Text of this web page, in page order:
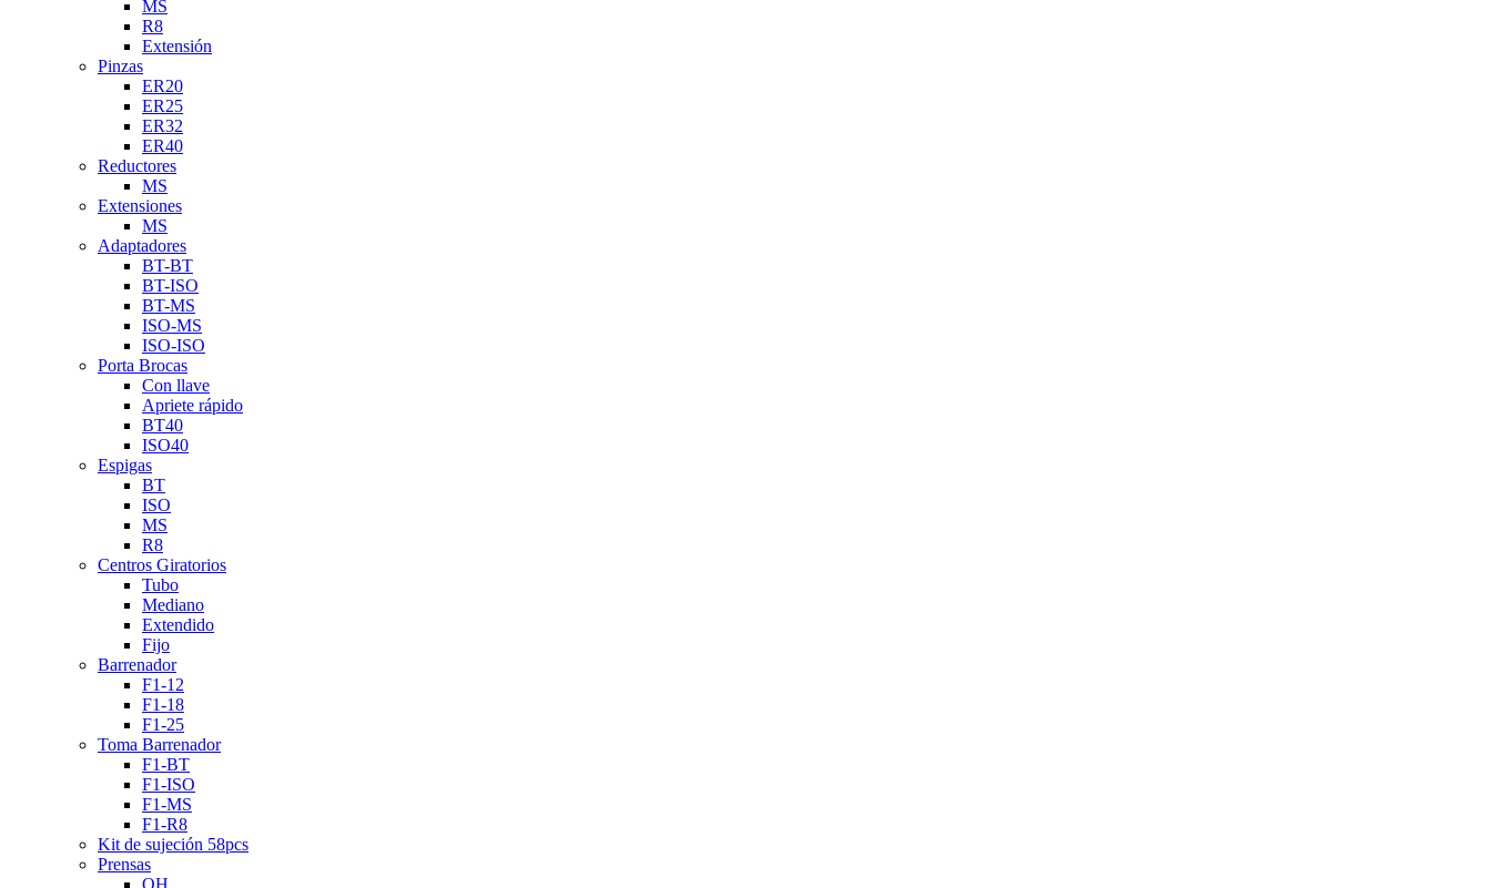
MS
R8
Extensión
Pinzas
ER20
ER25
ER32
ER40
Reductores
MS
Extensiones
MS
Adaptadores
BT-BT
BT-ISO
BT-MS
ISO-MS
ISO-ISO
Porta Brocas
Con llave
Apriete rápido
BT40
ISO40
Espigas
BT
ISO
MS
R8
Centros Giratorios
Tubo
Mediano
Extendido
Fijo
Barrenador
F1-12
F1-18
F1-25
Toma Barrenador
F1-BT
F1-ISO
F1-MS
F1-R8
Kit de sujeción 58pcs
Prensas
QH